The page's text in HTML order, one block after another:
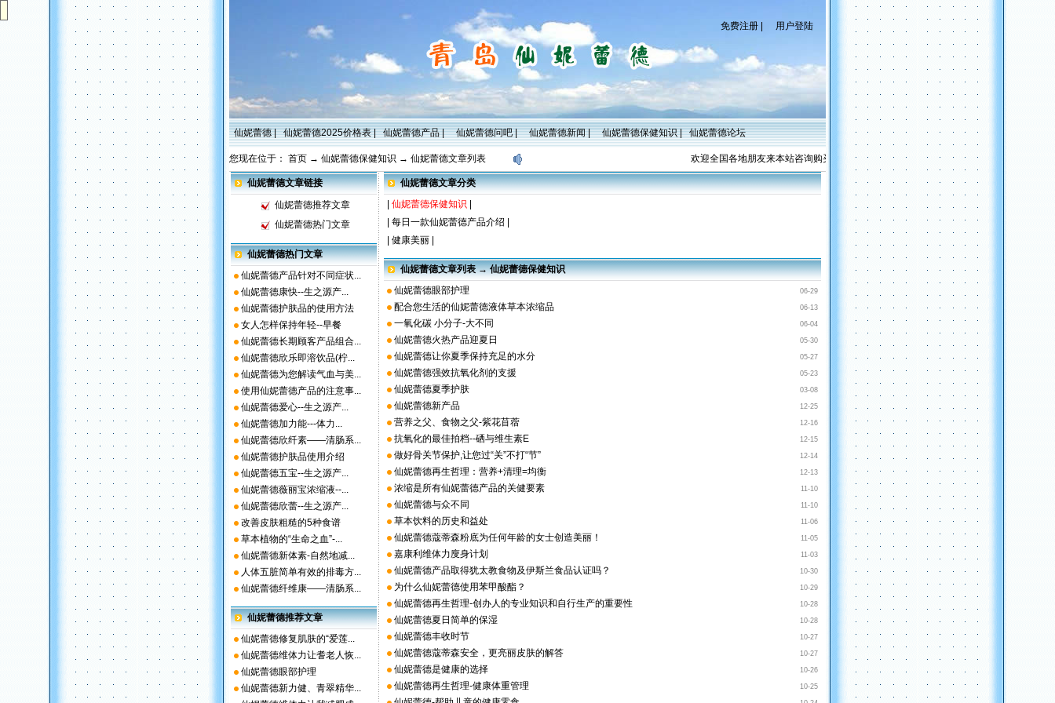
免费注册 | 用户登陆
仙妮蕾德|仙妮蕾德2025价格表|仙妮蕾德产品|仙妮蕾德问吧|仙妮蕾德新闻|仙妮蕾德保健知识|仙妮蕾德论坛
您现在位于： 首页 → 仙妮蕾德保健知识 → 仙妮蕾德文章列表 欢迎全国各地朋友来本站咨询购买仙妮蕾德产品，货真价实、价格优惠。可使用支付
仙妮蕾德文章链接
仙妮蕾德推荐文章
仙妮蕾德热门文章
仙妮蕾德热门文章
仙妮蕾德产品针对不同症状...
仙妮蕾德康快--生之源产...
仙妮蕾德护肤品的使用方法
女人怎样保持年轻--早餐
仙妮蕾德长期顾客产品组合...
仙妮蕾德欣乐即溶饮品(柠...
仙妮蕾德为您解读气血与美...
使用仙妮蕾德产品的注意事...
仙妮蕾德爱心--生之源产...
仙妮蕾德加力能---体力...
仙妮蕾德欣纤素——清肠系...
仙妮蕾德护肤品使用介绍
仙妮蕾德五宝--生之源产...
仙妮蕾德薇丽宝浓缩液--...
仙妮蕾德欣蕾--生之源产...
改善皮肤粗糙的5种食谱
草本植物的“生命之血”-...
仙妮蕾德新体素-自然地减...
人体五脏简单有效的排毒方...
仙妮蕾德纤维康——清肠系...
仙妮蕾德推荐文章
仙妮蕾德修复肌肤的“爱莲...
仙妮蕾德维体力让耆老人恢...
仙妮蕾德眼部护理
仙妮蕾德新力健、青翠精华...
仙妮蕾德文章分类
仙妮蕾德保健知识
每日一款仙妮蕾德产品介绍
健康美丽
仙妮蕾德文章列表 → 仙妮蕾德保健知识
仙妮蕾德眼部护理
06-29
配合您生活的仙妮蕾德液体草本浓缩品 06-13
一氧化碳 小分子-大不同 06-04
仙妮蕾德火热产品迎夏日 05-30
仙妮蕾德让你夏季保持充足的水分 05-27
仙妮蕾德强效抗氧化剂的支援 05-23
仙妮蕾德夏季护肤 03-08
仙妮蕾德新产品 12-25
营养之父、食物之父-紫花苜蓿 12-16
抗氧化的最佳拍档--硒与维生素E 12-15
做好骨关节保护,让您过“关”不打“节” 12-14
仙妮蕾德再生哲理：营养+清理=均衡 12-13
浓缩是所有仙妮蕾德产品的关健要素 11-10
仙妮蕾德与众不同 11-10
草本饮料的历史和益处 11-06
仙妮蕾德蔻蒂森粉底为任何年龄的女士创造美丽！ 11-05
嘉康利维体力廋身计划 11-03
仙妮蕾德产品取得犹太教食物及伊斯兰食品认证吗？ 10-30
为什么仙妮蕾德使用苯甲酸酯？ 10-29
仙妮蕾德再生哲理-创办人的专业知识和自行生产的重要性 10-28
仙妮蕾德夏日简单的保湿 10-28
仙妮蕾德丰收时节 10-27
仙妮蕾德蔻蒂森安全，更亮丽皮肤的解答 10-27
仙妮蕾德是健康的选择 10-26
仙妮蕾德再生哲理-健康体重管理 10-25